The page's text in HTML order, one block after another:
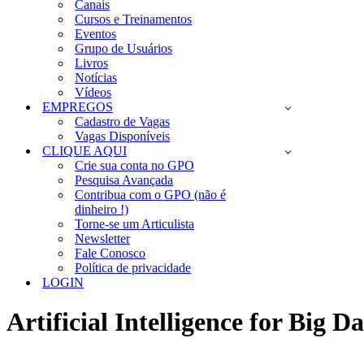
Canais
Cursos e Treinamentos
Eventos
Grupo de Usuários
Livros
Notícias
Vídeos
EMPREGOS
Cadastro de Vagas
Vagas Disponíveis
CLIQUE AQUI
Crie sua conta no GPO
Pesquisa Avançada
Contribua com o GPO (não é
dinheiro !)
Torne-se um Articulista
Newsletter
Fale Conosco
Política de privacidade
LOGIN
Artificial Intelligence for Big